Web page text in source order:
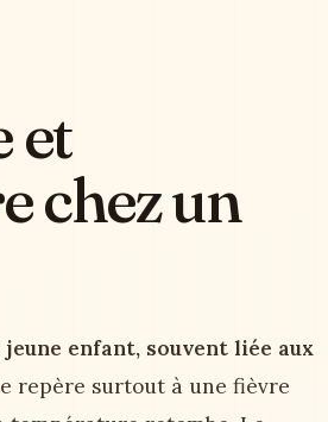
et
chez un
enfant, souvent liée aux
repère surtout à une fièvre